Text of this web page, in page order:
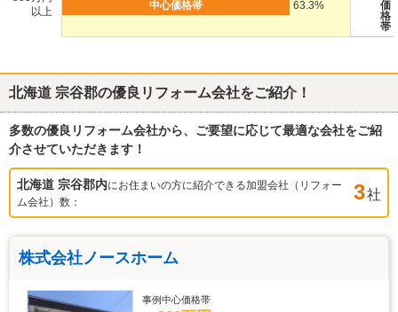
以上
63.3%
価
格
帯
北海道 宗谷郡の優良リフォーム会社をご紹介！
多数の優良リフォーム会社から、ご要望に応じて最適な会社をご紹
介させていただきます！
北海道 宗谷郡内にお住まいの方に紹介できる加盟会社（リフォー
ム会社）数：
3社
株式会社ノースホーム
事例中心価格帯